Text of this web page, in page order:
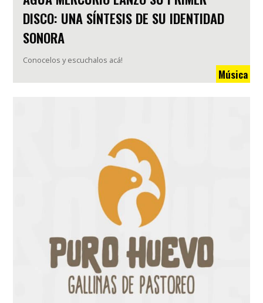
DISCO: UNA SÍNTESIS DE SU IDENTIDAD
SONORA
Conocelos y escuchalos acá!
Música